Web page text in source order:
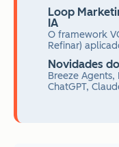
Loop
IA
O framework
Refinar)
Novidades
Breeze
ChatGPT,